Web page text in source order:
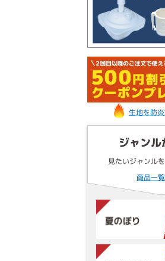
生地を防
ジャン
見たいジャンル
商品一